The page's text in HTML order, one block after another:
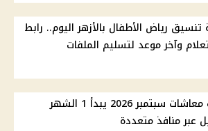
تنسيق رياض الأطفال بالأزهر اليوم.. رابط
وآخر موعد لتسليم الملفات
صرف معاشات سبتمبر 2026 يبدأ 1 الشهر
عبر منافذ متعددة